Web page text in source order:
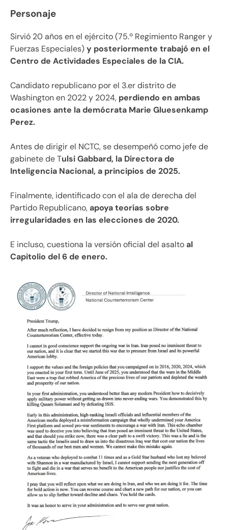
Personaje
Sirvió 20 años en el ejército (75.º Regimiento Ranger y
Fuerzas Especiales)y posteriormente trabajó en el
Centro de Actividades Especiales de la CIA.
Candidato republicano por el 3.er distrito de
Washington en 2022 y 2024, perdiendo en ambas
ocasiones ante la demócrata Marie Gluesenkamp
Perez.
Antes de dirigir el NCTC, se desempeñó como jefe de
gabinete de Tulsi Gabbard, la Directora de
Inteligencia Nacional, a principios de 2025.
Finalmente, identificado con el ala de derecha del
Partido Republicano,apoya teorías sobre
irregularidades en las elecciones de 2020.
E incluso, cuestiona la versión oficial del asaltoal
Capitolio del 6 de enero.